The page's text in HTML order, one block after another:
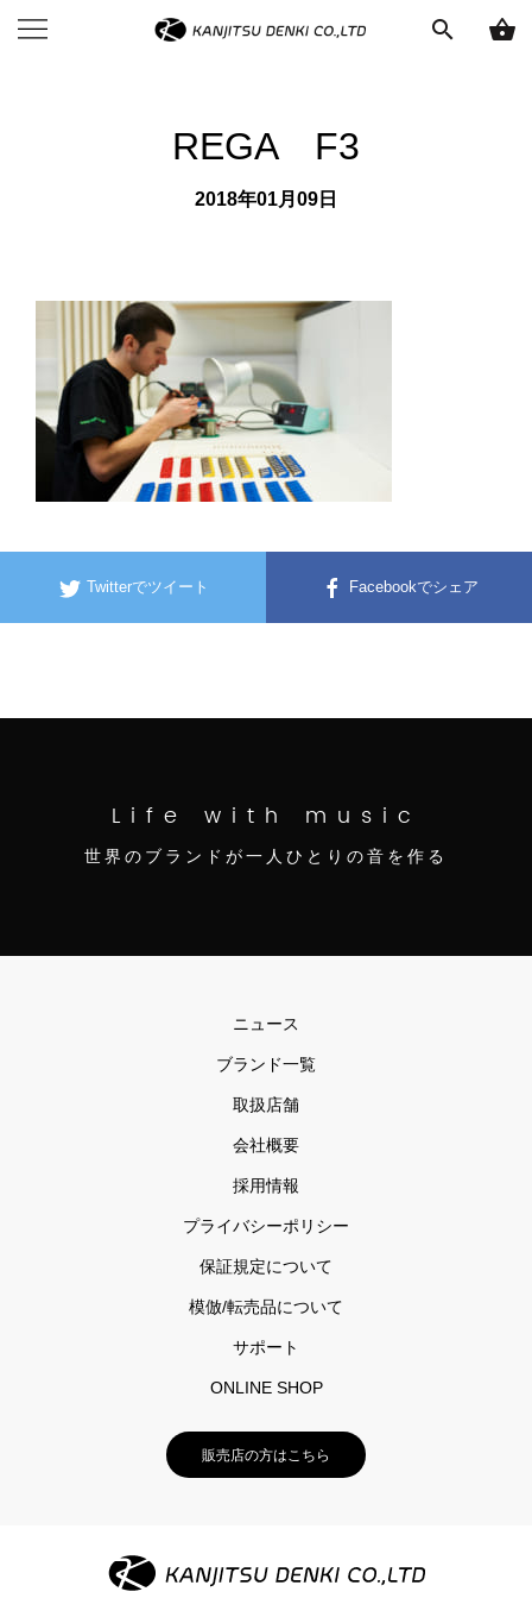
search shopping_basket
REGA F3
2018年01月09日
Twitterでツイート Facebookでシェア
Life with music
世界のブランドが一人ひとりの音を作る
ニュース
ブランド一覧
取扱店舗
会社概要
採用情報
プライバシーポリシー
保証規定について
模倣/転売品について
サポート
ONLINE SHOP
販売店の方はこちら